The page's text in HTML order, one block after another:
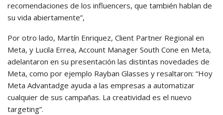
recomendaciones de los influencers, que también hablan de
su vida abiertamente”,
Por otro lado, Martín Enriquez, Client Partner Regional en
Meta, y Lucila Errea, Account Manager South Cone en Meta,
adelantaron en su presentación las distintas novedades de
Meta, como por ejemplo Rayban Glasses y resaltaron: “Hoy
Meta Advantadge ayuda a las empresas a automatizar
cualquier de sus campañas. La creatividad es el nuevo
targeting”.